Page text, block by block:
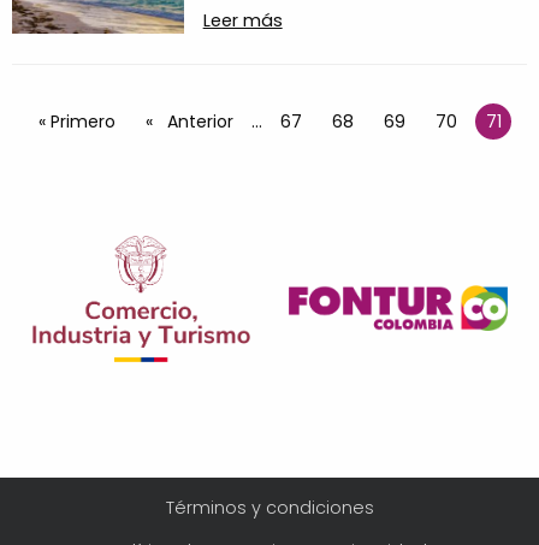
Leer más
Paginación
Primera página
« Primero Página anterior
Anterior … Página
67 Página
68 Página
69 Página
70 71
Términos y condiciones